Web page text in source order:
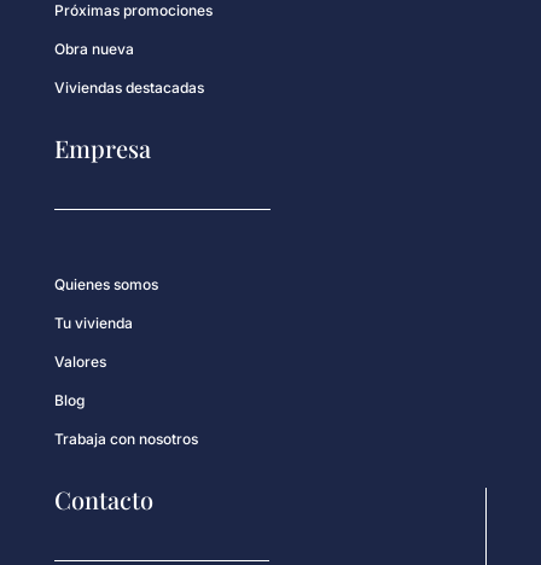
Próximas promociones
Obra nueva
Viviendas destacadas
Empresa
Quienes somos
Tu vivienda
Valores
Blog
Trabaja con nosotros
Contacto